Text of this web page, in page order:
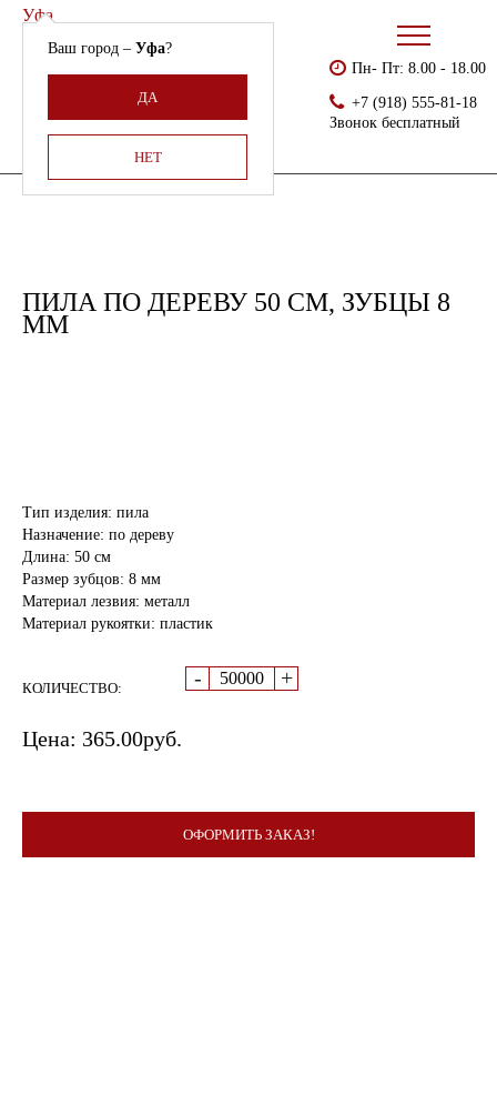
Уфа
Ваш город –Уфа?
ДА
НЕТ
Армения, Молдавия,
Пн- Пт: 8.00 - 18.00
+7 (918) 555-81-18
Звонок бесплатный
Каталог Пила по дереву 50 см, зубцы 8 мм
ПИЛА ПО ДЕРЕВУ 50 СМ, ЗУБЦЫ 8
ММ
Тип изделия: пила
Назначение: по дереву
Длина: 50 см
Размер зубцов: 8 мм
Материал лезвия: металл
Материал рукоятки: пластик
КОЛИЧЕСТВО: - +
Цена: 365.00руб.
ОФОРМИТЬ ЗАКАЗ!